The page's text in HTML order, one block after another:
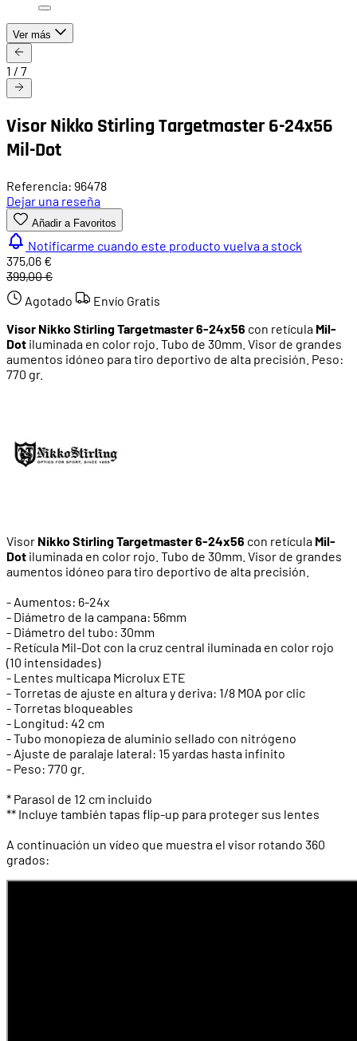
Ver más
1 / 7
Visor Nikko Stirling Targetmaster 6-24x56
Mil-Dot
Referencia: 96478
Dejar una reseña
Añadir a Favoritos
Notificarme cuando este producto vuelva a stock
375,06 €
399,00 €
Agotado
Envío Gratis
Visor Nikko Stirling Targetmaster 6-24x56 con retícula Mil-
Dot iluminada en color rojo. Tubo de 30mm. Visor de grandes
aumentos idóneo para tiro deportivo de alta precisión. Peso:
770 gr.
Visor Nikko Stirling Targetmaster 6-24x56 con retícula Mil-
Dot iluminada en color rojo. Tubo de 30mm. Visor de grandes
aumentos idóneo para tiro deportivo de alta precisión.
- Aumentos: 6-24x
- Diámetro de la campana: 56mm
- Diámetro del tubo: 30mm
- Retícula Mil-Dot con la cruz central iluminada en color rojo
(10 intensidades)
- Lentes multicapa Microlux ETE
- Torretas de ajuste en altura y deriva: 1/8 MOA por clic
- Torretas bloqueables
- Longitud: 42 cm
- Tubo monopieza de aluminio sellado con nitrógeno
- Ajuste de paralaje lateral: 15 yardas hasta infinito
- Peso: 770 gr.
* Parasol de 12 cm incluido
** Incluye también tapas flip-up para proteger sus lentes
A continuación un vídeo que muestra el visor rotando 360
grados: